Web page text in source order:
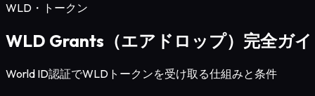
WLD・トークン
WLD Grants（エアドロップ）完全ガ
World ID認証でWLDトークンを受け取る仕組みと条件